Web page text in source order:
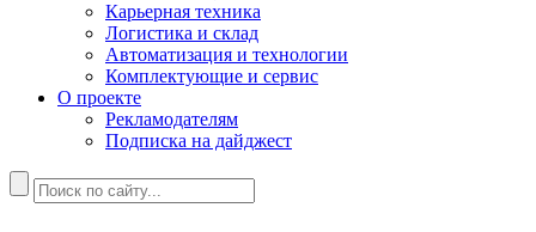
Карьерная техника
Логистика и склад
Автоматизация и технологии
Комплектующие и сервис
О проекте
Рекламодателям
Подписка на дайджест